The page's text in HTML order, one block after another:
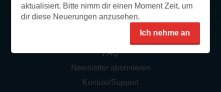
aktualisiert. Bitte nimm dir einen Moment Zeit, um
dir diese Neuerungen anzusehen.
Ich nehme an
Service
FAQ
Newsletter abonnieren
Kontakt/Support